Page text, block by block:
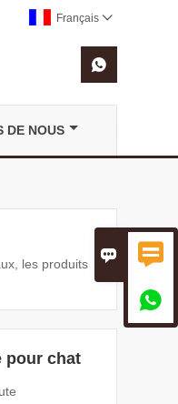
 

Français 

DE NOUS
les produits
pour chat